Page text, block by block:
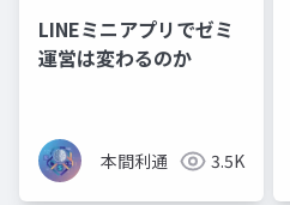
LINEミニアプリでゼミ
運営は変わるのか
本間利通 3.5K